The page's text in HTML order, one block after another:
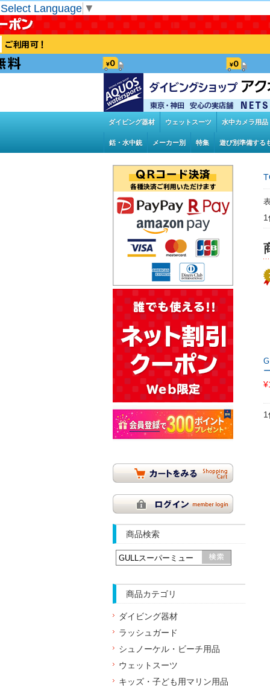
Select Language ▼
ダイビング器材 ウェットスーツ 水中カメラ用品
銛・水中銃 メーカー別 特集 遊び別準備する
商品検索
商品カテゴリ
ダイビング器材
ラッシュガード
シュノーケル・ビーチ用品
ウェットスーツ
キッズ・子ども用マリン用品